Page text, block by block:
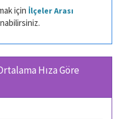
için İlçeler Arası
Hıza Göre